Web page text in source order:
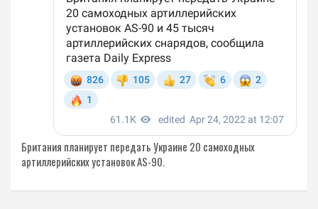
Британия планирует передать Украине 20 самоходных
артиллерийских установок AS-90.